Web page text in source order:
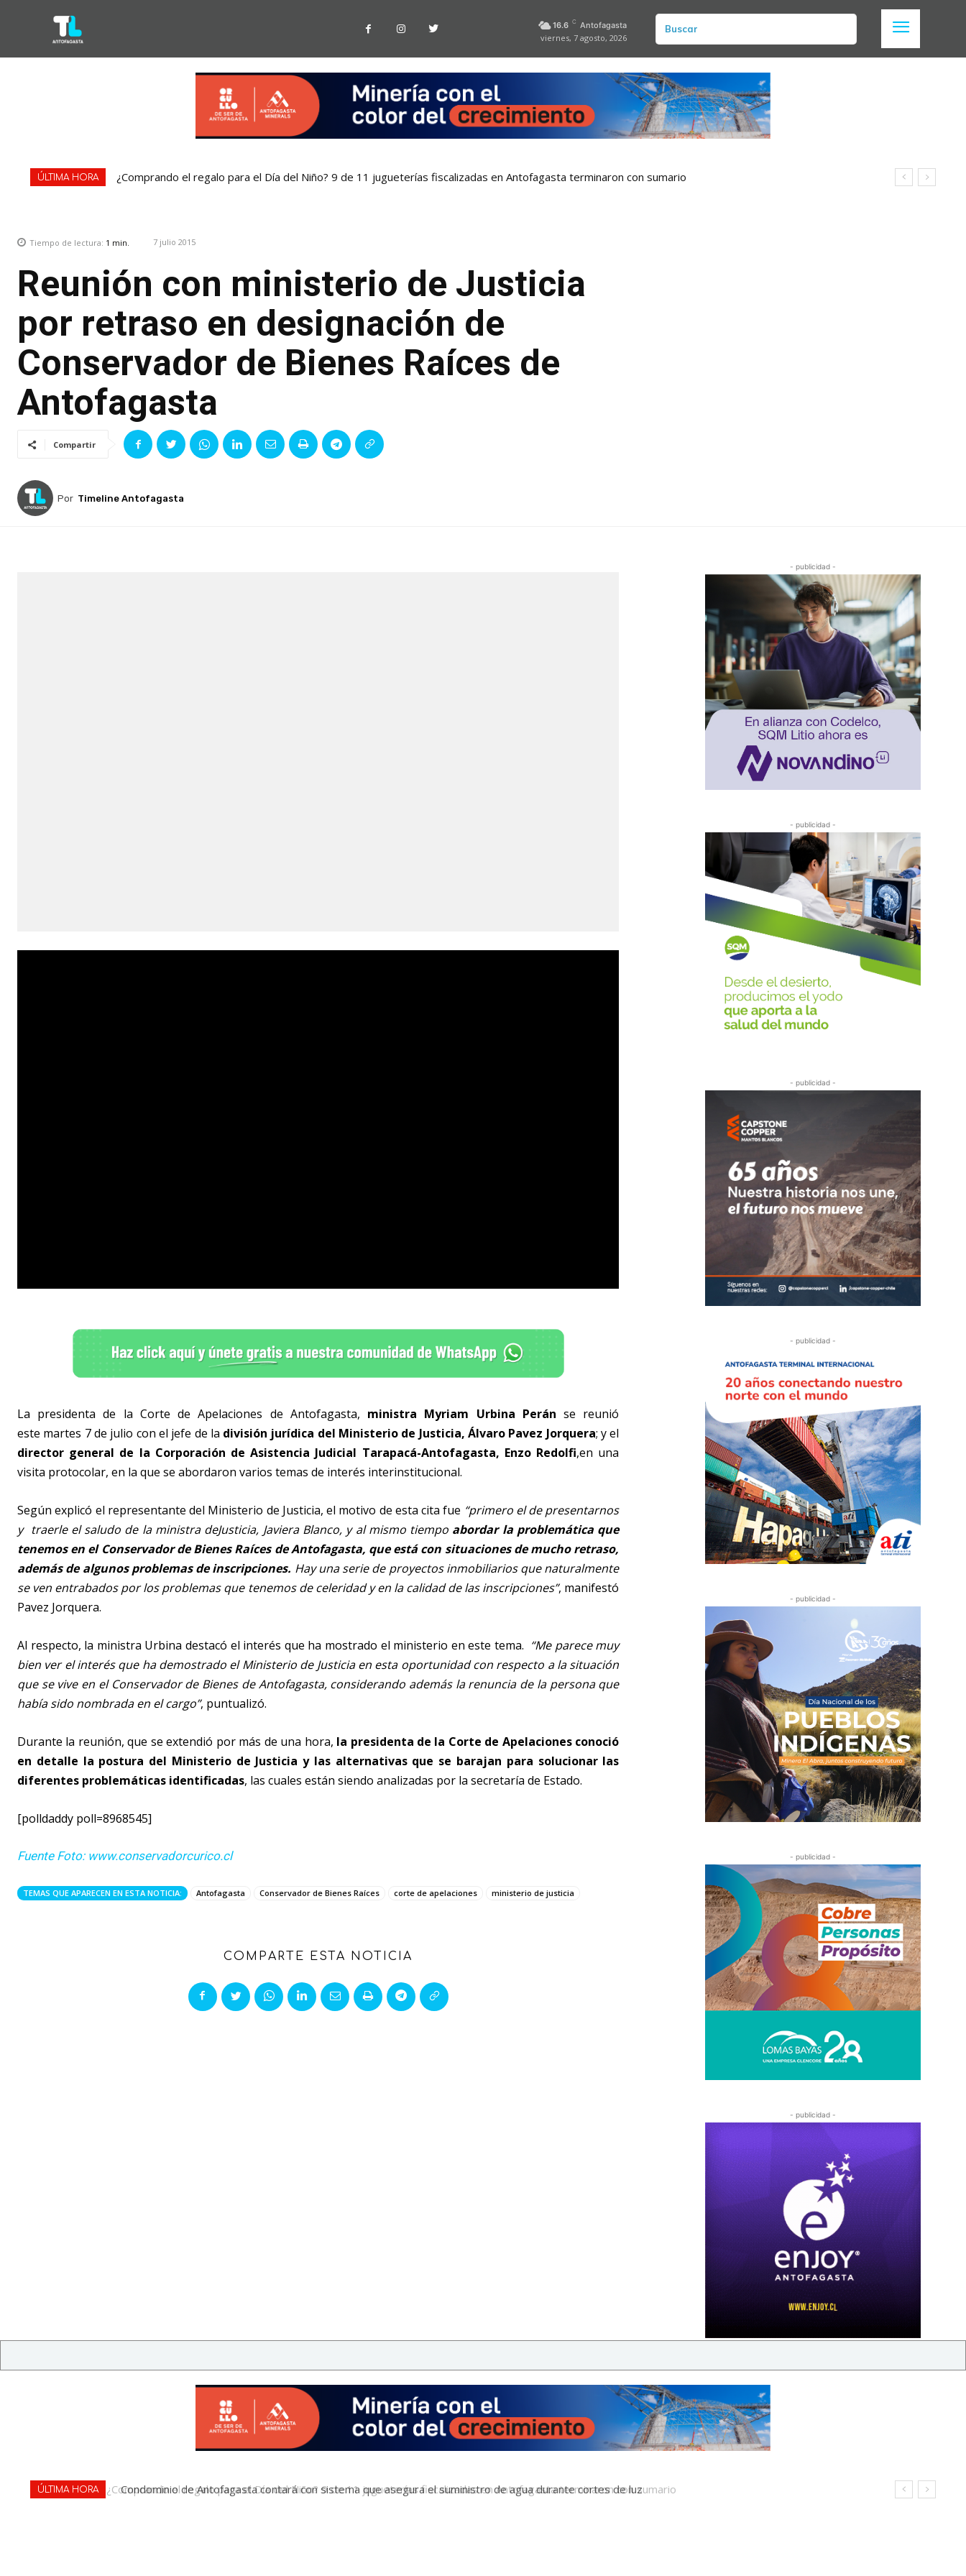
16.6 C Antofagasta
viernes, 7 agosto, 2026
Buscar
ÚLTIMA HORA ¿Comprando el regalo para el Día del Niño? 9 de 11 jugueterías fiscalizadas en Antofagasta terminaron con sumario
Tiempo de lectura: 1 min. 7 julio 2015
Reunión con ministerio de Justicia
por retraso en designación de
Conservador de Bienes Raíces de
Antofagasta
Compartir
Por Timeline Antofagasta
La presidenta de la Corte de Apelaciones de Antofagasta, ministra Myriam Urbina Perán se reunió
este martes 7 de julio con el jefe de la división jurídica del Ministerio de Justicia, Álvaro Pavez Jorquera; y el
director general de la Corporación de Asistencia Judicial Tarapacá-Antofagasta, Enzo Redolfi,en una
visita protocolar, en la que se abordaron varios temas de interés interinstitucional.
Según explicó el representante del Ministerio de Justicia, el motivo de esta cita fue “primero el de presentarnos
y traerle el saludo de la ministra deJusticia, Javiera Blanco, y al mismo tiempo abordar la problemática que
tenemos en el Conservador de Bienes Raíces de Antofagasta, que está con situaciones de mucho retraso,
además de algunos problemas de inscripciones. Hay una serie de proyectos inmobiliarios que naturalmente
se ven entrabados por los problemas que tenemos de celeridad y en la calidad de las inscripciones”, manifestó
Pavez Jorquera.
Al respecto, la ministra Urbina destacó el interés que ha mostrado el ministerio en este tema. “Me parece muy
bien ver el interés que ha demostrado el Ministerio de Justicia en esta oportunidad con respecto a la situación
que se vive en el Conservador de Bienes de Antofagasta, considerando además la renuncia de la persona que
había sido nombrada en el cargo”, puntualizó.
Durante la reunión, que se extendió por más de una hora, la presidenta de la Corte de Apelaciones conoció
en detalle la postura del Ministerio de Justicia y las alternativas que se barajan para solucionar las
diferentes problemáticas identificadas, las cuales están siendo analizadas por la secretaría de Estado.
[polldaddy poll=8968545]
Fuente Foto: www.conservadorcurico.cl
TEMAS QUE APARECEN EN ESTA NOTICIA: Antofagasta Conservador de Bienes Raíces corte de apelaciones ministerio de justicia
COMPARTE ESTA NOTICIA
- publicidad -
- publicidad -
- publicidad -
- publicidad -
- publicidad -
- publicidad -
- publicidad -